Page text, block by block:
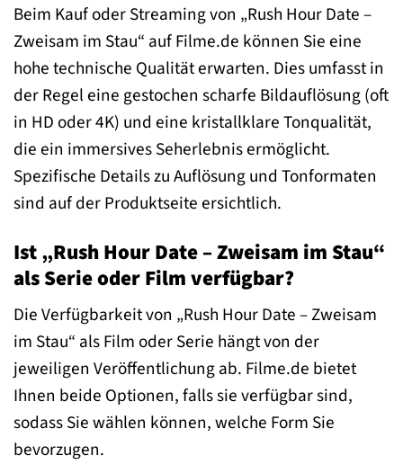
Beim Kauf oder Streaming von „Rush Hour Date –
Zweisam im Stau“ auf Filme.de können Sie eine
hohe technische Qualität erwarten. Dies umfasst in
der Regel eine gestochen scharfe Bildauflösung (oft
in HD oder 4K) und eine kristallklare Tonqualität,
die ein immersives Seherlebnis ermöglicht.
Spezifische Details zu Auflösung und Tonformaten
sind auf der Produktseite ersichtlich.
Ist „Rush Hour Date – Zweisam im Stau“
als Serie oder Film verfügbar?
Die Verfügbarkeit von „Rush Hour Date – Zweisam
im Stau“ als Film oder Serie hängt von der
jeweiligen Veröffentlichung ab. Filme.de bietet
Ihnen beide Optionen, falls sie verfügbar sind,
sodass Sie wählen können, welche Form Sie
bevorzugen.